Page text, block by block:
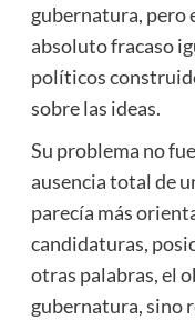
gubernatura, pero
absoluto fracaso
políticos
sobre las ideas.
Su problema no
ausencia total de
parecía más
candidaturas,
otras palabras, el
gubernatura, sino